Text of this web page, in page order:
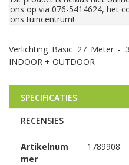
ons op via 076-5414624, het
ons tuincentrum!
Verlichting Basic 27 Meter -
INDOOR + OUTDOOR
SPECIFICATIES
RECENSIES
Artikelnum
mer
1789908